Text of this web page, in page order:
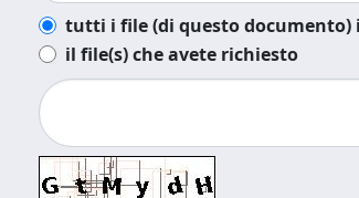
tutti i file (di questo documento)
il file(s) che avete richiesto